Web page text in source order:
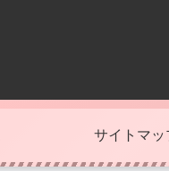
サイトマッ